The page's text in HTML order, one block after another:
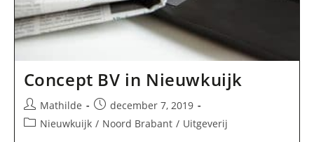
Concept BV in Nieuwkuijk
Bericht
auteur:
Mathilde
Bericht
gepubliceerd
december 7, 2019
Berichtcategorie:
Nieuwkuijk / Noord Brabant / Uitgeverij